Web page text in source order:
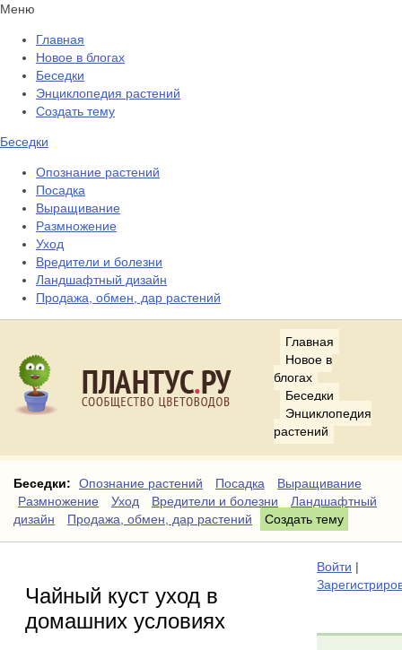
Меню
Главная
Новое в блогах
Беседки
Энциклопедия растений
Создать тему
Беседки
Опознание растений
Посадка
Выращивание
Размножение
Уход
Вредители и болезни
Ландшафтный дизайн
Продажа, обмен, дар растений
Главная
Новое в
блогах
Беседки
Энциклопедия
растений
Беседки: Опознание растений Посадка
Выращивание
Размножение
Уход Вредители и болезни
Ландшафтный
дизайн
Продажа, обмен, дар растений Создать тему
Чайный куст уход в
домашних условиях
Войти |